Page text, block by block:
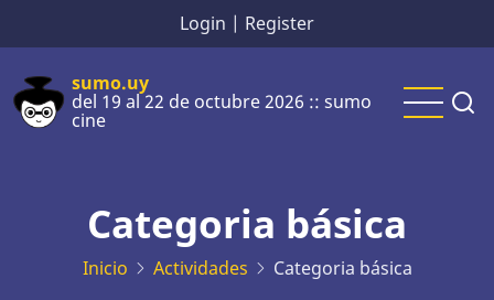
al
contenido
principal
Login | Register
sumo.uy
del 19 al 22 de octubre 2026 :: sumo
cine
Categoria básica
Inicio Actividades Categoria básica